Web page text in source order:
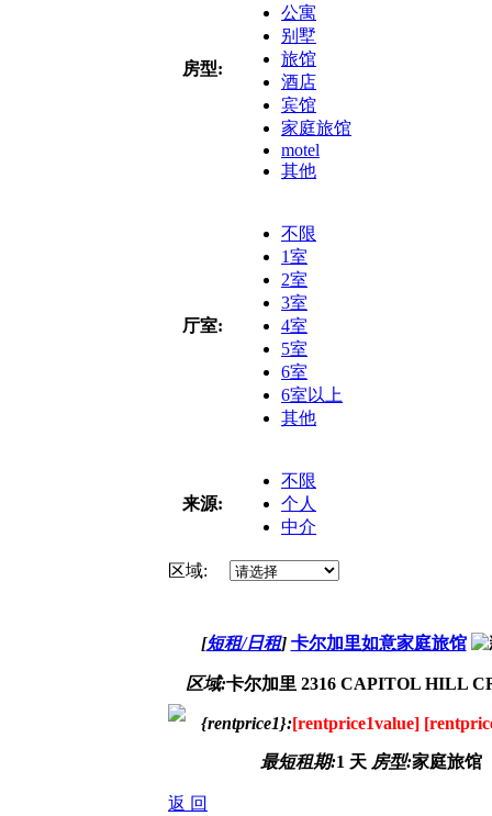
房型:
公寓
别墅
旅馆
酒店
宾馆
家庭旅馆
motel
其他
厅室:
不限
1室
2室
3室
4室
5室
6室
6室以上
其他
来源:
不限
个人
中介
区域:
[短租/日租] 卡尔加里如意家庭旅馆
区域:卡尔加里 2316 CAPITOL HILL
{rentprice1}:[rentprice1value]
最短租期:1 天 房型:家庭旅馆
返 回